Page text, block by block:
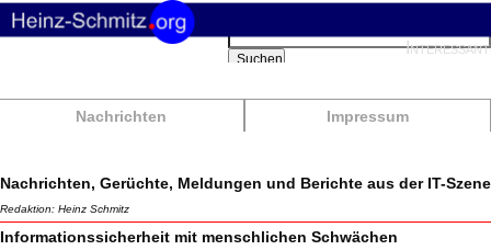
Nachrichten Impressum
Suchbegriffe
Suchen
Nachrichten, Gerüchte, Meldungen und Berichte aus der IT-Szene
Redaktion: Heinz Schmitz
Informationssicherheit mit menschlichen Schwächen